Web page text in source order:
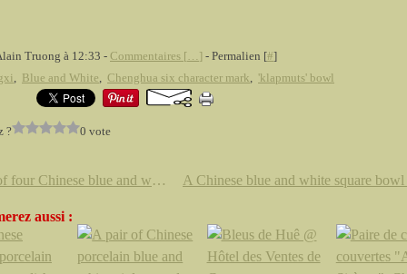
Truong à 12:33 - Commentaires [… ] - Permalien [#]
, Blue and White, Chenghua six character mark, 'klapmuts' bowl
? 0 vote
A set of four Chinese blue and white deep dishes Kangxi (1662-1722)
aussi :